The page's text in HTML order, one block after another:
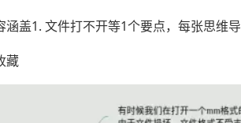
盖1. 文件打不开等1个要点，每张思维
藏